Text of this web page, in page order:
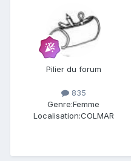
Pilier du forum
835
Genre:Femme
Localisation:COLMAR